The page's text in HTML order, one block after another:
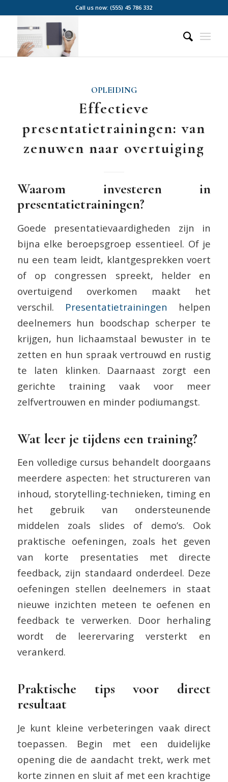
Call us now: (555) 45 786 332
OPLEIDING
Effectieve
presentatietrainingen: van
zenuwen naar overtuiging
Waarom investeren in
presentatietrainingen?
Goede presentatievaardigheden zijn in
bijna elke beroepsgroep essentieel. Of je
nu een team leidt, klantgesprekken voert
of op congressen spreekt, helder en
overtuigend overkomen maakt het
verschil. Presentatietrainingen helpen
deelnemers hun boodschap scherper te
krijgen, hun lichaamstaal bewuster in te
zetten en hun spraak vertrouwd en rustig
te laten klinken. Daarnaast zorgt een
gerichte training vaak voor meer
zelfvertrouwen en minder podiumangst.
Wat leer je tijdens een training?
Een volledige cursus behandelt doorgaans
meerdere aspecten: het structureren van
inhoud, storytelling-technieken, timing en
het gebruik van ondersteunende
middelen zoals slides of demo’s. Ook
praktische oefeningen, zoals het geven
van korte presentaties met directe
feedback, zijn standaard onderdeel. Deze
oefeningen stellen deelnemers in staat
nieuwe inzichten meteen te oefenen en
feedback te verwerken. Door herhaling
wordt de leerervaring versterkt en
verankerd.
Praktische tips voor direct
resultaat
Je kunt kleine verbeteringen vaak direct
toepassen. Begin met een duidelijke
opening die de aandacht trekt, werk met
korte zinnen en sluit af met een krachtige